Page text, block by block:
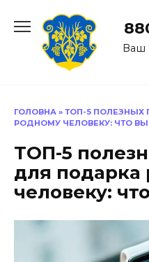
до
Ваш
ГОЛОВНА » ТОП-5 ПОЛЕЗНЫХ
РОДНОМУ ЧЕЛОВЕКУ: ЧТО
ТОП-5
для подарка
человеку: